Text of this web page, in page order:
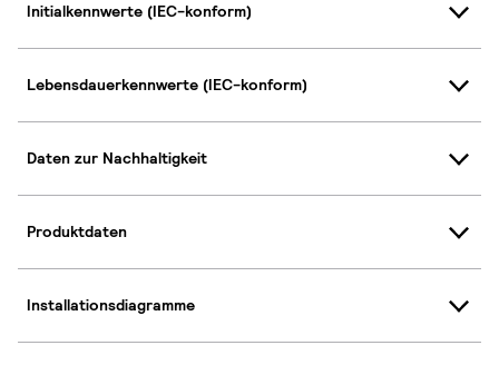
Initialkennwerte (IEC-konform)
Lebensdauerkennwerte (IEC-konform)
Daten zur Nachhaltigkeit
Produktdaten
Installationsdiagramme